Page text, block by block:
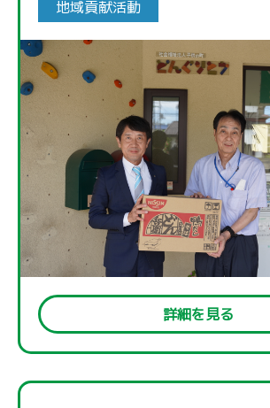
地域貢献活動
詳細を見る